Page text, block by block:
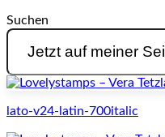
Suchen
lato-v24-latin-700italic